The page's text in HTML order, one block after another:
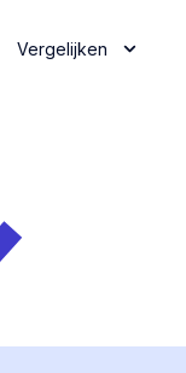
Vergelijken